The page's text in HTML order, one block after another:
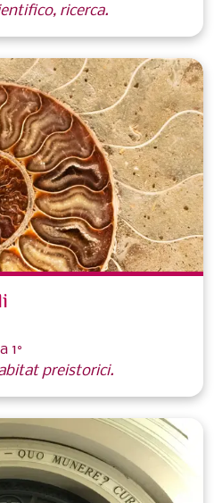
ricerca.
1°
preistorici.